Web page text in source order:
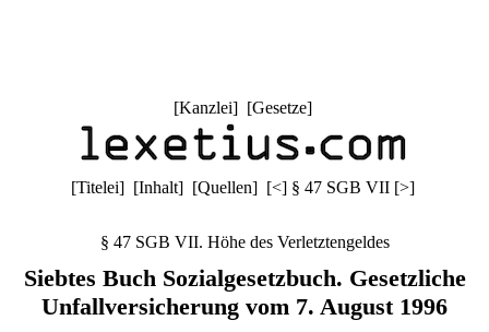
[Kanzlei] [Gesetze]
[Titelei] [Inhalt] [Quellen] [<] § 47 SGB VII [>]
§ 47 SGB VII. Höhe des Verletztengeldes
Siebtes Buch Sozialgesetzbuch. Gesetzliche
Unfallversicherung vom 7. August 1996